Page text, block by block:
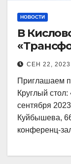
НОВОСТИ
В
СЕН 22, 2023
Приглашаем
Круглый
сентября
Куйбышева,
конференц-